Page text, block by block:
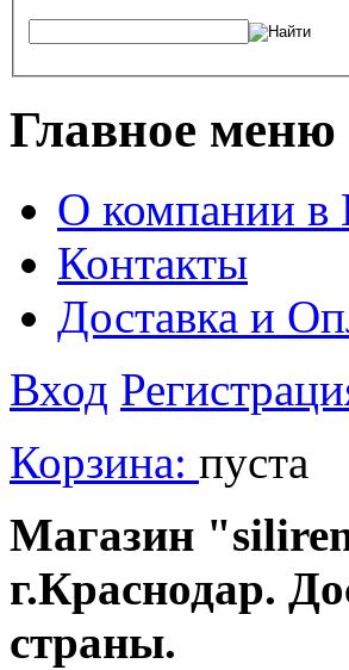
Главное меню
О компании в
Контакты
Доставка и
Вход
Корзина: пуста
Магазин
г.Краснодар.
страны.